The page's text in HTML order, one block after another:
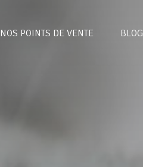
NOS POINTS DE VENTE BLOG